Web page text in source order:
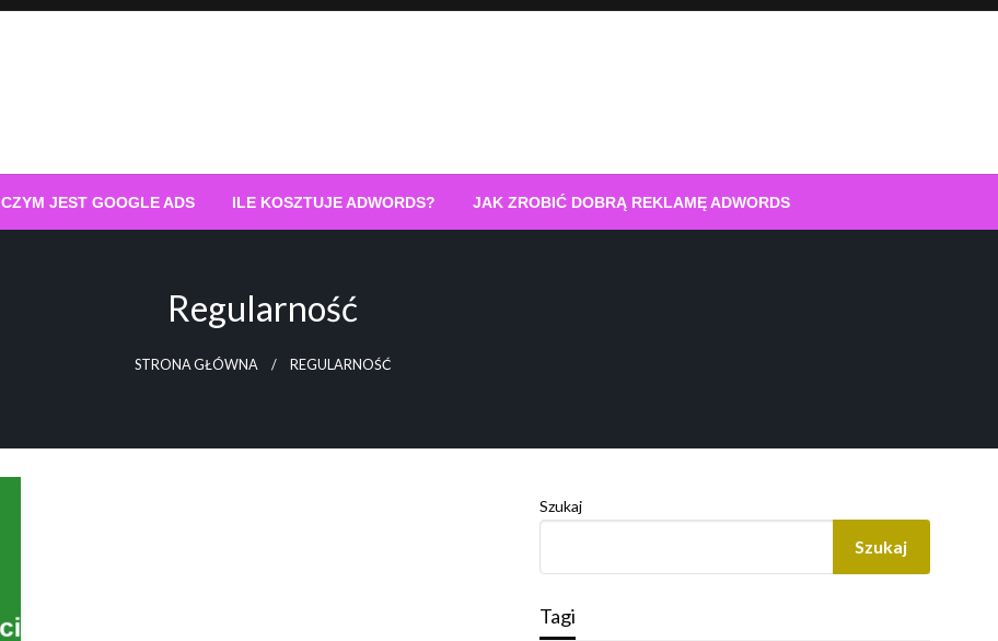
CZYM JEST GOOGLE ADS ILE KOSZTUJE ADWORDS? JAK ZROBIĆ DOBRĄ REKLAMĘ ADWORDS
Regularność
STRONA GŁÓWNA REGULARNOŚĆ
Szukaj
Szukaj
Tagi